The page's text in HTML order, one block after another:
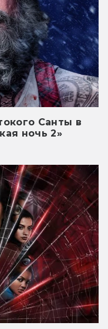
Санты в
ночь 2»